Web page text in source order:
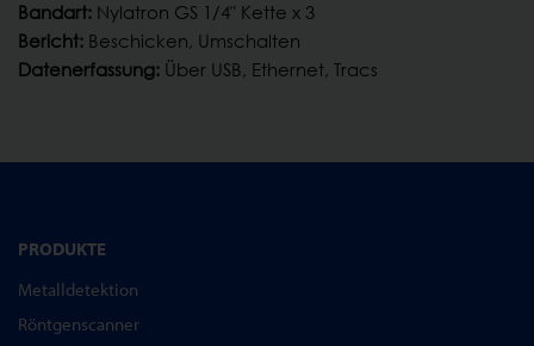
Bandart: Nylatron GS 1/4" Kette x 3
Bericht: Beschicken, Umschalten
Datenerfassung: Über USB, Ethernet, Tracs
PRODUKTE
Metalldetektion
Röntgenscanner